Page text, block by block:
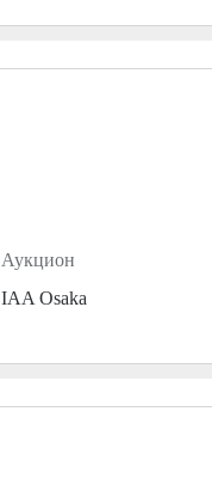
Аукцион
IAA Osaka